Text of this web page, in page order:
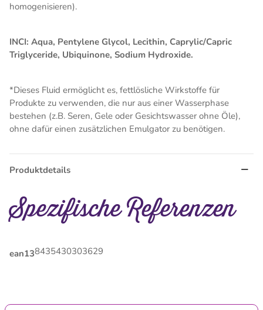
homogenisieren).
INCI: Aqua, Pentylene Glycol, Lecithin, Caprylic/Capric
Triglyceride, Ubiquinone, Sodium Hydroxide.
*Dieses Fluid ermöglicht es, fettlösliche Wirkstoffe für
Produkte zu verwenden, die nur aus einer Wasserphase
bestehen (z.B. Seren, Gele oder Gesichtswasser ohne Öle),
ohne dafür einen zusätzlichen Emulgator zu benötigen.
Produktdetails
Spezifische Referenzen
ean138435430303629